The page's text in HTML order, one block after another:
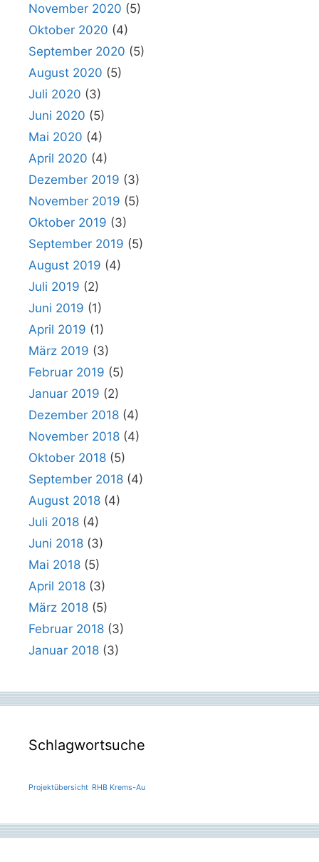
November 2020 (5)
Oktober 2020 (4)
September 2020 (5)
August 2020 (5)
Juli 2020 (3)
Juni 2020 (5)
Mai 2020 (4)
April 2020 (4)
Dezember 2019 (3)
November 2019 (5)
Oktober 2019 (3)
September 2019 (5)
August 2019 (4)
Juli 2019 (2)
Juni 2019 (1)
April 2019 (1)
März 2019 (3)
Februar 2019 (5)
Januar 2019 (2)
Dezember 2018 (4)
November 2018 (4)
Oktober 2018 (5)
September 2018 (4)
August 2018 (4)
Juli 2018 (4)
Juni 2018 (3)
Mai 2018 (5)
April 2018 (3)
März 2018 (5)
Februar 2018 (3)
Januar 2018 (3)
Schlagwortsuche
Projektübersicht RHB Krems-Au